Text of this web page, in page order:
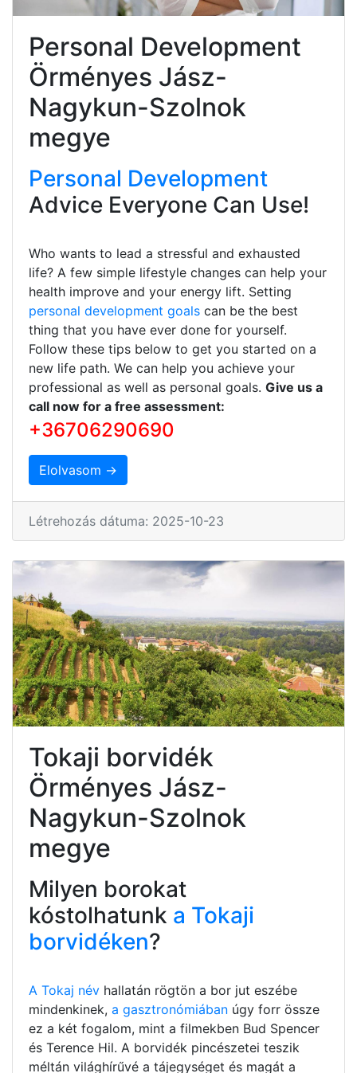
Personal Development
Örményes Jász-
Nagykun-Szolnok
megye
Personal Development
Advice Everyone Can Use!
Who wants to lead a stressful and exhausted
life? A few simple lifestyle changes can help your
health improve and your energy lift. Setting
personal development goals can be the best
thing that you have ever done for yourself.
Follow these tips below to get you started on a
new life path. We can help you achieve your
professional as well as personal goals. Give us a
call now for a free assessment:
+36706290690
Elolvasom →
Létrehozás dátuma: 2025-10-23
Tokaji borvidék
Örményes Jász-
Nagykun-Szolnok
megye
Milyen borokat
kóstolhatunk a Tokaji
borvidéken?
A Tokaj név hallatán rögtön a bor jut eszébe
mindenkinek, a gasztronómiában úgy forr össze
ez a két fogalom, mint a filmekben Bud Spencer
és Terence Hil. A borvidék pincészetei teszik
méltán világhírűvé a tájegységet és magát a